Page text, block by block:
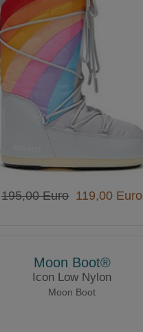
195,00 Euro119,00 Euro
Moon Boot®
Icon Low Nylon
Moon Boot